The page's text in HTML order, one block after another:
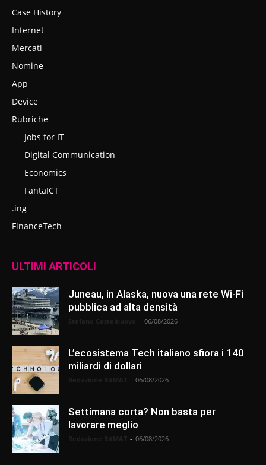
Case History
Internet
Mercati
Nomine
App
Device
Rubriche
Jobs for IT
Digital Communication
Economics
FantaICT
.ing
FinanceTech
ULTIMI ARTICOLI
Juneau, in Alaska, nuova una rete Wi-Fi
pubblica ad alta densità
- 06/08/2026
L’ecosistema Tech italiano sfiora i 140
miliardi di dollari
- 06/08/2026
Settimana corta? Non basta per
lavorare meglio
- 06/08/2026